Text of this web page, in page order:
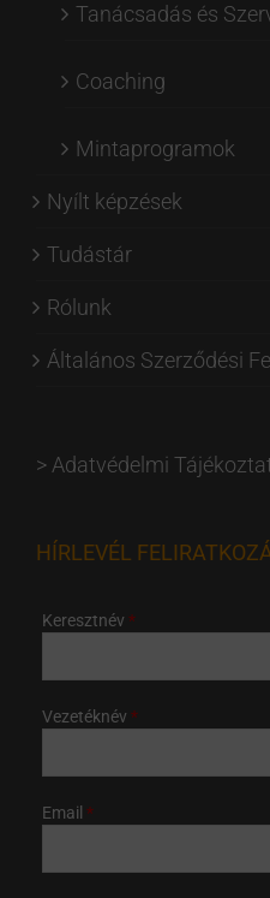
Tanácsadás és
Coaching
Mintaprogramok
Nyílt képzések
Tudástár
Rólunk
Általános Szerződési
> Adatvédelmi
HÍRLEVÉL
Keresztnév
Vezetéknév
Email